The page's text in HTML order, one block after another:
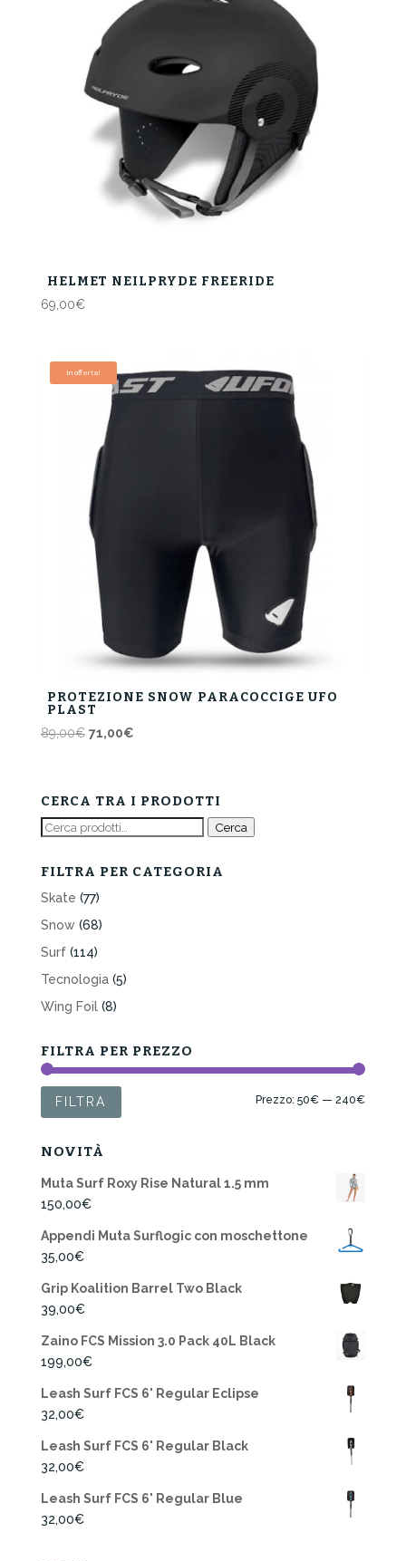
HELMET NEILPRYDE FREERIDE
69,00€
In offerta!
PROTEZIONE SNOW PARACOCCIGE UFO
PLAST
89,00€ Il
era:
89,00€.
71,00€Il
è:
71,00€.
CERCA TRA I PRODOTTI
Cerca: Cerca
FILTRA PER CATEGORIA
Skate (77)
Snow (68)
Surf (114)
Tecnologia (5)
Wing Foil (8)
FILTRA PER PREZZO
FILTRA Prezzo:50€ — 240€
NOVITÀ
Muta Surf Roxy Rise Natural 1.5 mm
150,00€
Appendi Muta Surflogic con moschettone
35,00€
Grip Koalition Barrel Two Black
39,00€
Zaino FCS Mission 3.0 Pack 40L Black
199,00€
Leash Surf FCS 6' Regular Eclipse
32,00€
Leash Surf FCS 6' Regular Black
32,00€
Leash Surf FCS 6' Regular Blue
32,00€